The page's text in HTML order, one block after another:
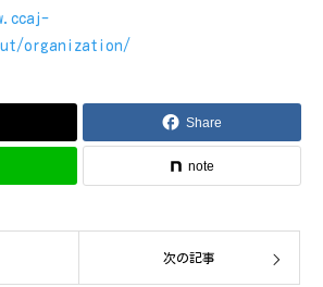
organization/
Share
note
次の記事